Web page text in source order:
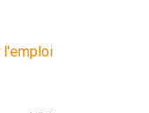
l'emploi